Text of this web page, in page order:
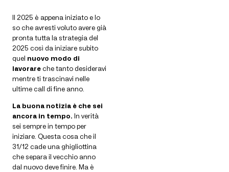
Il 2025 è appena iniziato e lo
so che avresti voluto avere già
pronta tutta la strategia del
2025 così da iniziare subito
quel nuovo modo di
lavorare che tanto desideravi
mentre ti trascinavi nelle
ultime call di fine anno.
La buona notizia è che sei
ancora in tempo. In verità
sei sempre in tempo per
iniziare. Questa cosa che il
31/12 cade una ghigliottina
che separa il vecchio anno
dal nuovo deve finire. Ma è